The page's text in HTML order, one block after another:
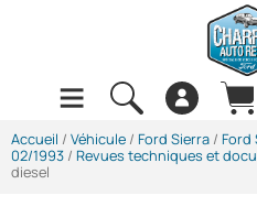
Accueil / Véhicule / Ford Sierra / Ford
02/1993 / Revues techniques et
diesel